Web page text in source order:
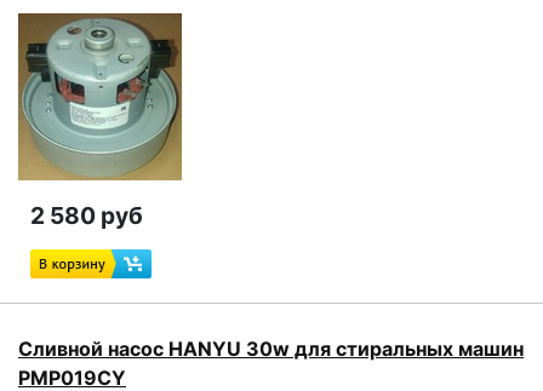
2 580 руб
Сливной насос HANYU 30w для стиральных машин
PMP019CY